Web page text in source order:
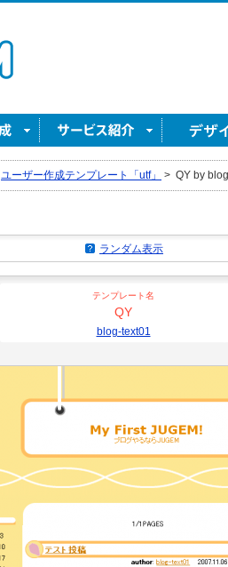
ユーザー作成テンプレート「utf」 > QY by
ランダム表示
テンプレート名
QY
blog-text01